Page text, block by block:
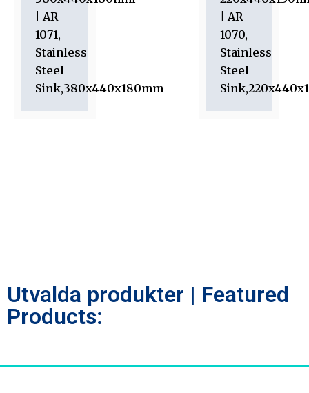
| AR-
1071,
Stainless
Steel
Sink,380x440x180mm
| AR-
1070,
Stainless
Steel
Utvalda produkter | Featured
Products: